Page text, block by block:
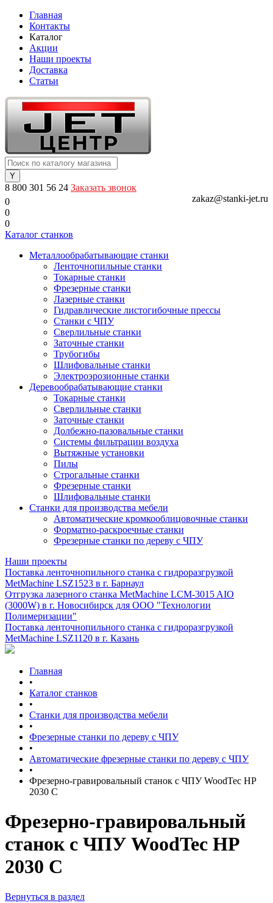
Главная
Контакты
Каталог
Акции
Наши проекты
Доставка
Статьи
8 800 301 56 24 Заказать звонок
zakaz@stanki-jet.ru
0
0
0
Каталог станков
Металлообрабатывающие станки
Ленточнопильные станки
Токарные станки
Фрезерные станки
Лазерные станки
Гидравлические листогибочные прессы
Станки с ЧПУ
Сверлильные станки
Заточные станки
Трубогибы
Шлифовальные станки
Электроэрозионные станки
Деревообрабатывающие станки
Токарные станки
Сверлильные станки
Заточные станки
Долбежно-пазовальные станки
Системы фильтрации воздуха
Вытяжные установки
Пилы
Строгальные станки
Фрезерные станки
Шлифовальные станки
Станки для производства мебели
Автоматические кромкооблицовочные станки
Форматно-раскроечные станки
Фрезерные станки по дереву с ЧПУ
Наши проекты
Поставка ленточнопильного станка c гидроразгрузкой
MetMachine LSZ1523 в г. Барнаул
Отгрузка лазерного станка MetMachine LCM-3015 AIO
(3000W) в г. Новосибирск для ООО "Технологии
Полимеризации"
Поставка ленточнопильного станка c гидроразгрузкой
MetMachine LSZ1120 в г. Казань
Главная
•
Каталог станков
•
Станки для производства мебели
•
Фрезерные станки по дереву с ЧПУ
•
Автоматические фрезерные станки по дереву с ЧПУ
•
Фрезерно-гравировальный станок с ЧПУ WoodTec HP
2030 C
Фрезерно-гравировальный
станок с ЧПУ WoodTec HP
2030 C
Вернуться в раздел